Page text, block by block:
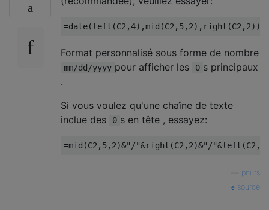
Format personnalisé sous forme de nombre
mm/dd/yyyy pour afficher les 0 s principaux
.
Si vous voulez qu'une chaîne de texte
inclue des
0 s en tête , essayez:
pnuts
source